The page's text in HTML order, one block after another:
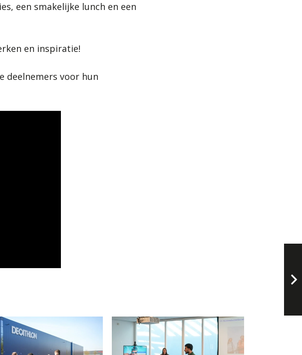
een smakelijke lunch en een
en inspiratie!
deelnemers voor hun